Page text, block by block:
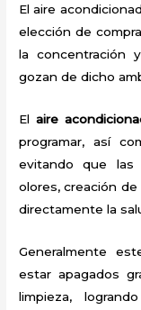
El aire
elección de
la concentración
gozan de dicho
Elaire
programar, así
evitando que las
olores, creación
directamente la
Generalmente
estar apagados
limpieza,